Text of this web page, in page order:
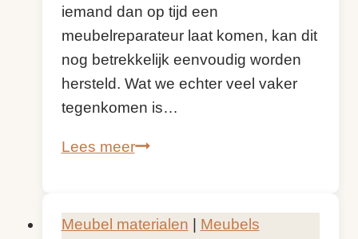
iemand dan op tijd een
meubelreparateur laat komen, kan dit
nog betrekkelijk eenvoudig worden
hersteld. Wat we echter veel vaker
tegenkomen is…
Lees meerDoorgezakte
vering
Meubel materialen
Meubels